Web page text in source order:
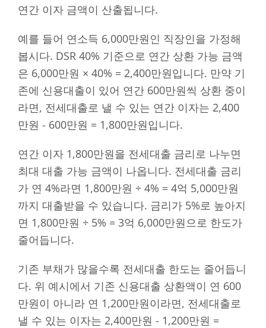
연간 이자 금액이 산출됩니다.
예를 들어 연소득 6,000만원인 직장인을 가정해
봅시다. DSR 40% 기준으로 연간 상환 가능 금액
은 6,000만원 × 40% = 2,400만원입니다. 만약 기
존에 신용대출이 있어 연간 600만원씩 상환 중이
라면, 전세대출로 낼 수 있는 연간 이자는 2,400
만원 - 600만원 = 1,800만원입니다.
연간 이자 1,800만원을 전세대출 금리로 나누면
최대 대출 가능 금액이 나옵니다. 전세대출 금리
가 연 4%라면 1,800만원 ÷ 4% = 4억 5,000만원
까지 대출받을 수 있습니다. 금리가 5%로 높아지
면 1,800만원 ÷ 5% = 3억 6,000만원으로 한도가
줄어듭니다.
기존 부채가 많을수록 전세대출 한도는 줄어듭니
다. 위 예시에서 기존 신용대출 상환액이 연 600
만원이 아니라 연 1,200만원이라면, 전세대출로
낼 수 있는 이자는 2,400만원 - 1,200만원 =